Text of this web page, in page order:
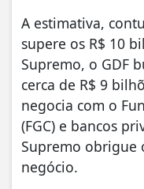
A estimativa,
supere os R$ 10
Supremo, o GDF
cerca de R$ 9
negocia com o
(FGC) e bancos
Supremo obrigue
negócio.